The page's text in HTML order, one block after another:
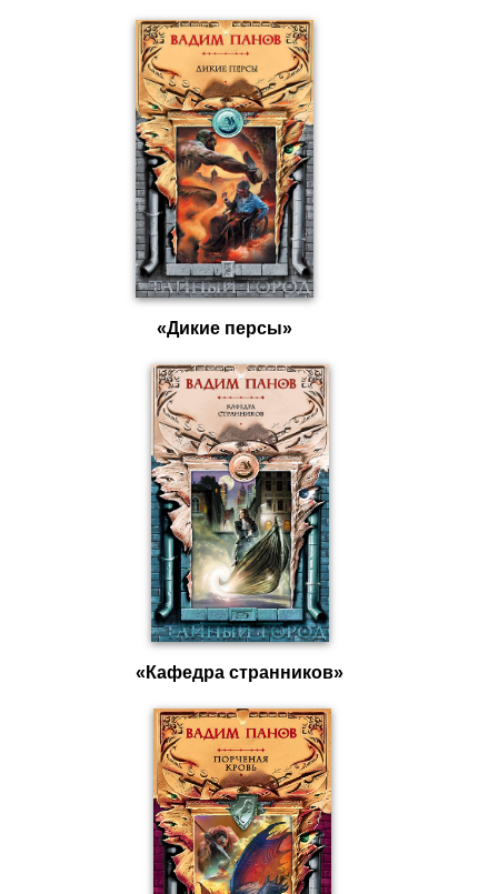
«Дикие персы»
«Кафедра странников»